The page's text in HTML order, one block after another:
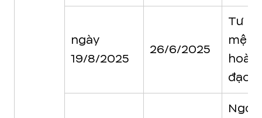
ngày
19/8/2025
26/6/2025
Tư
mệnh
đạo
Ngọc